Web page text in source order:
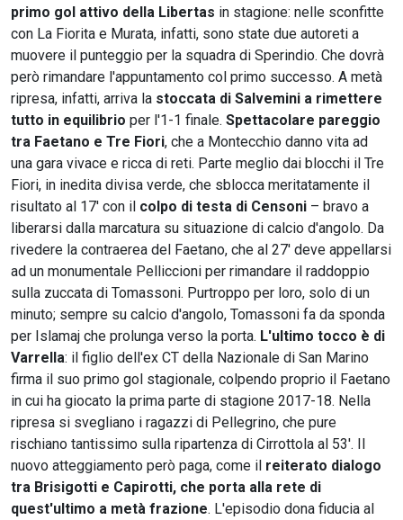
primo gol attivo della Libertas in stagione: nelle sconfitte
con La Fiorita e Murata, infatti, sono state due autoreti a
muovere il punteggio per la squadra di Sperindio. Che dovrà
però rimandare l'appuntamento col primo successo. A metà
ripresa, infatti, arriva la stoccata di Salvemini a rimettere
tutto in equilibrio per l'1-1 finale. Spettacolare pareggio
tra Faetano e Tre Fiori, che a Montecchio danno vita ad
una gara vivace e ricca di reti. Parte meglio dai blocchi il Tre
Fiori, in inedita divisa verde, che sblocca meritatamente il
risultato al 17' con il colpo di testa di Censoni – bravo a
liberarsi dalla marcatura su situazione di calcio d'angolo. Da
rivedere la contraerea del Faetano, che al 27' deve appellarsi
ad un monumentale Pelliccioni per rimandare il raddoppio
sulla zuccata di Tomassoni. Purtroppo per loro, solo di un
minuto; sempre su calcio d'angolo, Tomassoni fa da sponda
per Islamaj che prolunga verso la porta. L'ultimo tocco è di
Varrella: il figlio dell'ex CT della Nazionale di San Marino
firma il suo primo gol stagionale, colpendo proprio il Faetano
in cui ha giocato la prima parte di stagione 2017-18. Nella
ripresa si svegliano i ragazzi di Pellegrino, che pure
rischiano tantissimo sulla ripartenza di Cirrottola al 53'. Il
nuovo atteggiamento però paga, come il reiterato dialogo
tra Brisigotti e Capirotti, che porta alla rete di
quest'ultimo a metà frazione. L'episodio dona fiducia al